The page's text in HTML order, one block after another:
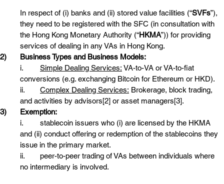
In respect of (i) banks and (ii) stored value facilities (“SVFs”),
they need to be registered with the SFC (in consultation with
the Hong Kong Monetary Authority (“HKMA”)) for providing
services of dealing in any VAs in Hong Kong.
2)	Business Types and Business Models:
Simple Dealing Services: VA-to-VA or VA-to-fiat
conversions (e.g. exchanging Bitcoin for Ethereum or HKD).
Complex Dealing Services: Brokerage, block trading,
and activities by advisors[2] or asset managers[3].
3)	Exemption:
i.	stablecoin issuers who (i) are licensed by the HKMA
and (ii) conduct offering or redemption of the stablecoins they
issue in the primary market.
ii.	peer-to-peer trading of VAs between individuals where
no intermediary is involved.